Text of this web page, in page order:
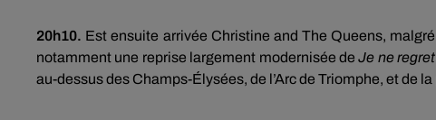
20h10. Est ensuite arrivée Christine and The Queens,
notamment une reprise largement modernisée deJe ne
au-dessus des Champs-Élysées, de l’Arc de Triomphe, et de